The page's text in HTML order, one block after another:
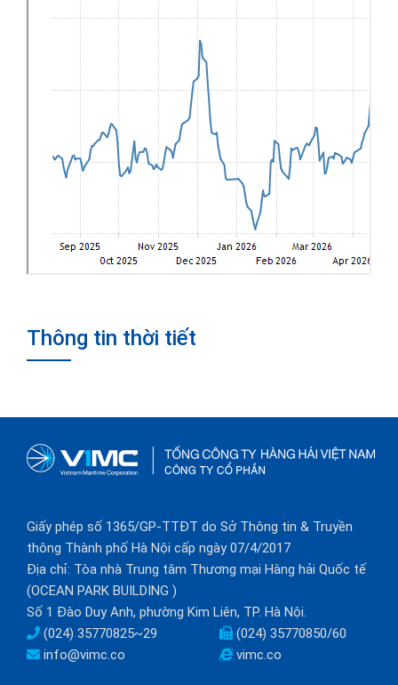
Thông tin thời tiết
Giấy phép số 1365/GP-TTĐT do Sở Thông tin & Truyền
thông Thành phố Hà Nội cấp ngày 07/4/2017
Địa chỉ: Tòa nhà Trung tâm Thương mại Hàng hải Quốc tế
(OCEAN PARK BUILDING )
Số 1 Đào Duy Anh, phường Kim Liên, TP. Hà Nội.
(024) 35770825~29
(024) 35770850/60
info@vimc.co
vimc.co